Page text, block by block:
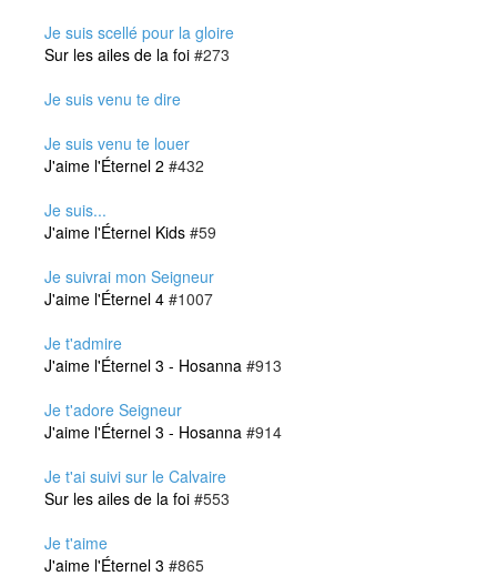
Je suis scellé pour la gloire
Sur les ailes de la foi #273
Je suis venu te dire
Je suis venu te louer
J'aime l'Éternel 2 #432
Je suis...
J'aime l'Éternel Kids #59
Je suivrai mon Seigneur
J'aime l'Éternel 4 #1007
Je t'admire
J'aime l'Éternel 3 - Hosanna #913
Je t'adore Seigneur
J'aime l'Éternel 3 - Hosanna #914
Je t'ai suivi sur le Calvaire
Sur les ailes de la foi #553
Je t'aime
J'aime l'Éternel 3 #865